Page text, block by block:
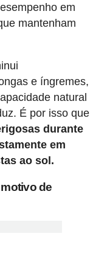
em
mantenham
e íngremes,
natural
É por isso que
durante
em
ao sol.
de